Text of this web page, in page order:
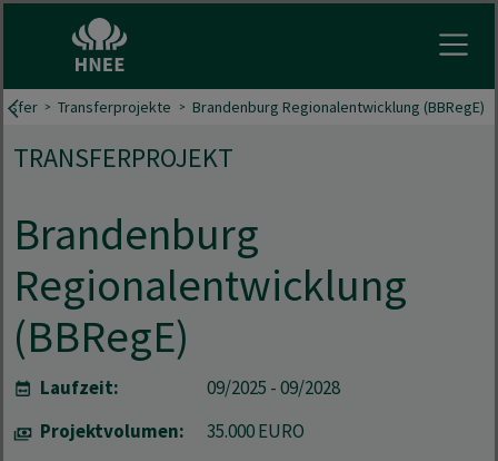
Transferprojekte Brandenburg Regionalentwicklung (BBRegE)
TRANSFERPROJEKT
Brandenburg
Regionalentwicklung
(BBRegE)
Laufzeit:
09/2025 - 09/2028
Projektvolumen:
35.000 EURO